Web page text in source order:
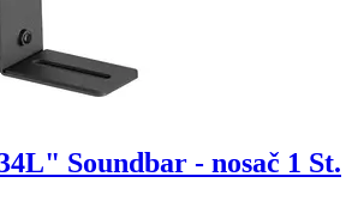
Soundbar - nosač 1 St.